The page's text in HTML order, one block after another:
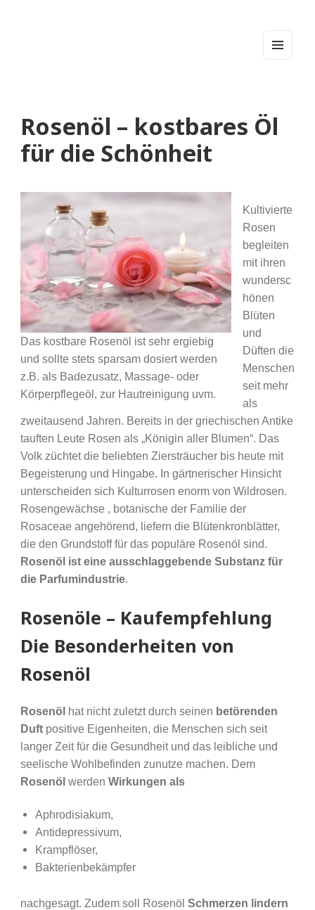
Rosenöl – kostbares Öl
für die Schönheit
Das kostbare Rosenöl ist sehr ergiebig
und sollte stets sparsam dosiert werden
z.B. als Badezusatz, Massage- oder
Körperpflegeöl, zur Hautreinigung uvm.
Kultivierte
Rosen
begleiten
mit ihren
wundersc
hönen
Blüten
und
Düften die
Menschen
seit mehr
als
zweitausend Jahren. Bereits in der griechischen Antike
tauften Leute Rosen als „Königin aller Blumen“. Das
Volk züchtet die beliebten Ziersträucher bis heute mit
Begeisterung und Hingabe. In gärtnerischer Hinsicht
unterscheiden sich Kulturrosen enorm von Wildrosen.
Rosengewächse , botanische der Familie der
Rosaceae angehörend, liefern die Blütenkronblätter,
die den Grundstoff für das populäre Rosenöl sind.
Rosenöl ist eine ausschlaggebende Substanz für
die Parfumindustrie.
Rosenöle – Kaufempfehlung
Die Besonderheiten von
Rosenöl
Rosenöl hat nicht zuletzt durch seinen betörenden
Duftpositive Eigenheiten, die Menschen sich seit
langer Zeit für die Gesundheit und das leibliche und
seelische Wohlbefinden zunutze machen. Dem
Rosenöl werden Wirkungen als
Aphrodisiakum,
Antidepressivum,
Krampflöser,
Bakterienbekämpfer
nachgesagt. Zudem soll Rosenöl Schmerzen lindern